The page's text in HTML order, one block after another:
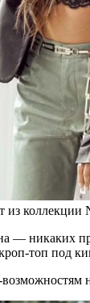
из коллекции
— никаких
топ под